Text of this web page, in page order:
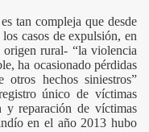
tan compleja que desde
casos de expulsión, en
origen rural- “la violencia
ha ocasionado pérdidas
otros hechos siniestros”
único de víctimas
reparación de víctimas
en el año 2013 hubo